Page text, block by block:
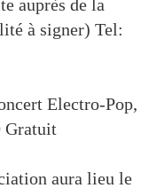
auprès de la
à signer) Tel:
Electro-Pop,
Gratuit
aura lieu le